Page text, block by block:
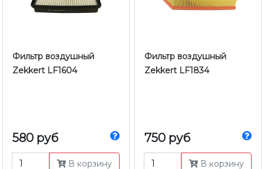
Фильтр воздушный
Zekkert LF1604
580 руб
В корзину
Фильтр воздушный
Zekkert LF1834
750 руб
В корзину